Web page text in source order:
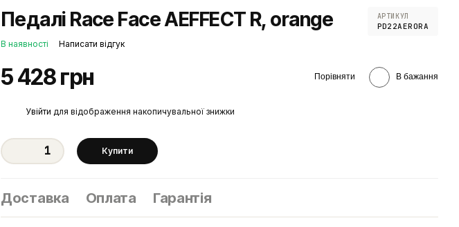
Педалі Race Face AEFFECT R, orange АРТИКУЛ
PD22AERORA
В наявності Написати відгук
5 428 грн Порівняти В бажання
Увійти для відображення накопичувальної знижки
Купити
Доставка Оплата Гарантія